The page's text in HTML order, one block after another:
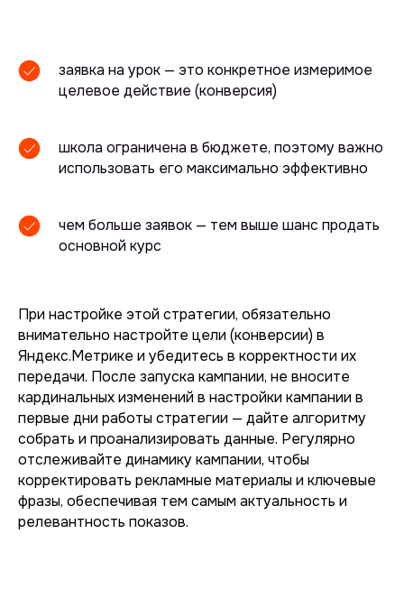
заявка на урок — это конкретное измеримое
целевое действие (конверсия)
школа ограничена в бюджете, поэтому важно
использовать его максимально эффективно
чем больше заявок — тем выше шанс продать
основной курс
При настройке этой стратегии, обязательно
внимательно настройте цели (конверсии) в
Яндекс.Метрике и убедитесь в корректности их
передачи. После запуска кампании, не вносите
кардинальных изменений в настройки кампании в
первые дни работы стратегии — дайте алгоритму
собрать и проанализировать данные. Регулярно
отслеживайте динамику кампании, чтобы
корректировать рекламные материалы и ключевые
фразы, обеспечивая тем самым актуальность и
релевантность показов.